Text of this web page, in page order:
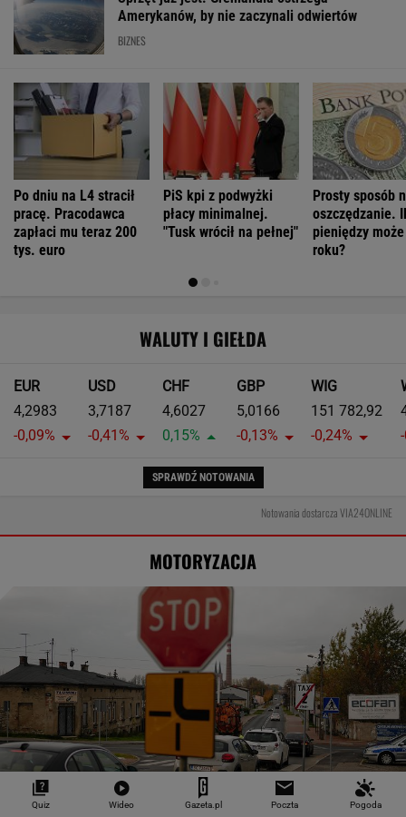
Amerykanów, by nie zaczynali odwiertów
BIZNES
Po dniu na L4 stracił
pracę. Pracodawca
zapłaci mu teraz 200
tys. euro
PiS kpi z podwyżki
płacy minimalnej.
"Tusk wrócił na pełnej"
Prosty sposób
oszczędzanie.
pieniędzy
roku?
WALUTY I GIEŁDA
EUR
4,2983
-0,09%
USD
3,7187
-0,41%
CHF
4,6027
0,15%
GBP
5,0166
-0,13%
WIG
151 782,92
-0,24%
SPRAWDŹ NOTOWANIA
Notowania dostarcza VIA24ONLINE
MOTORYZACJA
Quiz Wideo Gazeta.pl Poczta Pogoda